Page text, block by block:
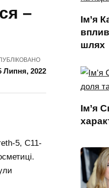
–
Липня, 2022
5, C11-
Ім’я
шлях
Ім’я